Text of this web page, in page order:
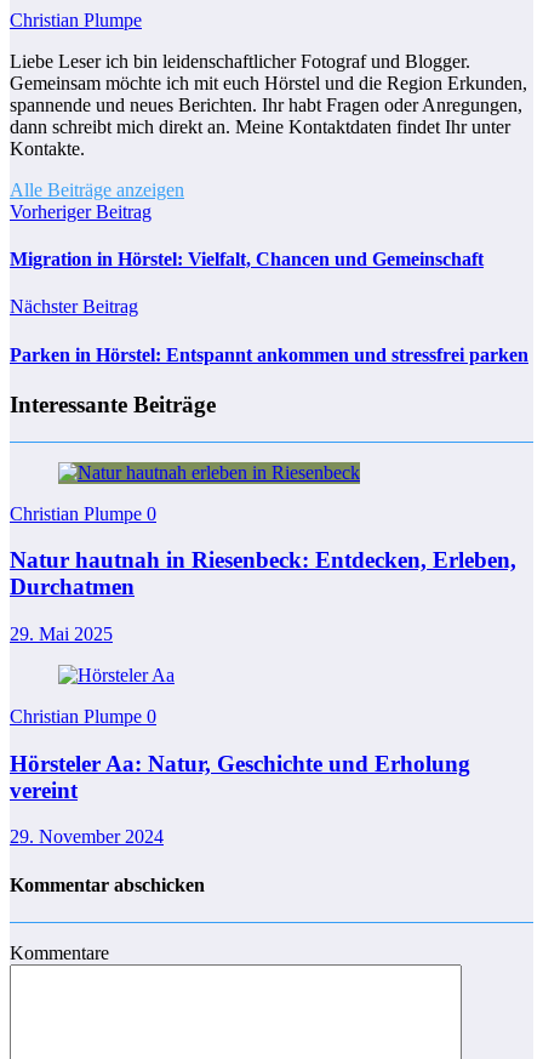
Christian Plumpe
Liebe Leser ich bin leidenschaftlicher Fotograf und Blogger.
Gemeinsam möchte ich mit euch Hörstel und die Region Erkunden,
spannende und neues Berichten. Ihr habt Fragen oder Anregungen,
dann schreibt mich direkt an. Meine Kontaktdaten findet Ihr unter
Kontakte.
Alle Beiträge anzeigen
Vorheriger Beitrag
Migration in Hörstel: Vielfalt, Chancen und Gemeinschaft
Nächster Beitrag
Parken in Hörstel: Entspannt ankommen und stressfrei parken
Interessante Beiträge
Christian Plumpe 0
Natur hautnah in Riesenbeck: Entdecken, Erleben,
Durchatmen
29. Mai 2025
Christian Plumpe 0
Hörsteler Aa: Natur, Geschichte und Erholung
vereint
29. November 2024
Kommentar abschicken
Kommentare